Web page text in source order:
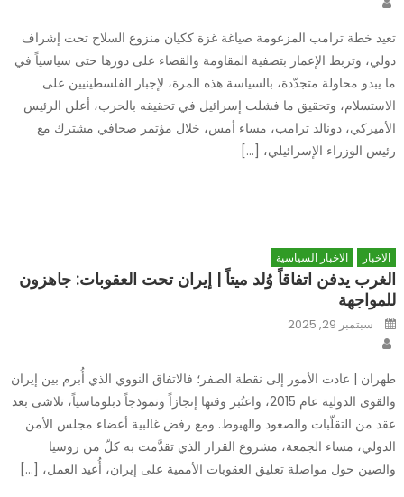
تعيد خطة ترامب المزعومة صياغة غزة ككيان منزوع السلاح تحت إشراف
دولي، وتربط الإعمار بتصفية المقاومة والقضاء على دورها حتى سياسياً في
ما يبدو محاولة متجدّدة، بالسياسة هذه المرة، لإجبار الفلسطينيين على
الاستسلام، وتحقيق ما فشلت إسرائيل في تحقيقه بالحرب، أعلن الرئيس
الأميركي، دونالد ترامب، مساء أمس، خلال مؤتمر صحافي مشترك مع
رئيس الوزراء الإسرائيلي، […]
الاخبار الاخبار السياسية
الغرب يدفن اتفاقاً وُلد ميتاً | إيران تحت العقوبات: جاهزون
للمواجهة
Posted
onسبتمبر 29, 2025
طهران | عادت الأمور إلى نقطة الصفر؛ فالاتفاق النووي الذي أُبرم بين إيران
والقوى الدولية عام 2015، واعتُبر وقتها إنجازاً ونموذجاً دبلوماسياً، تلاشى بعد
عقد من التقلّبات والصعود والهبوط. ومع رفض غالبية أعضاء مجلس الأمن
الدولي، مساء الجمعة، مشروع القرار الذي تقدَّمت به كلّ من روسيا
والصين حول مواصلة تعليق العقوبات الأممية على إيران، أُعيد العمل، […]